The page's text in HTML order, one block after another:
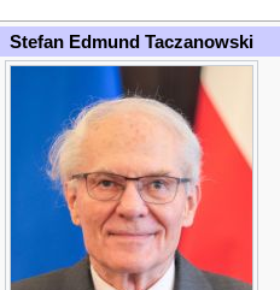
Stefan Edmund Taczanowski